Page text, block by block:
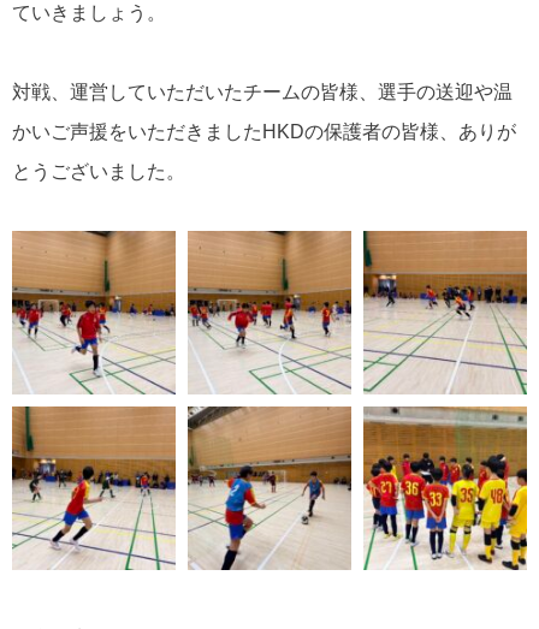
ていきましょう。
対戦、運営していただいたチームの皆様、選手の送迎や温
かいご声援をいただきましたHKDの保護者の皆様、ありが
とうございました。